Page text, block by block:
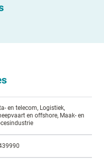
en telecom, Logistiek,
en offshore, Maak- en